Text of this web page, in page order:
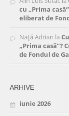
cu „Prima
eliberat de
Nață Adrian la
„Prima casă”?
de Fondul de
ARHIVE
iunie 2026